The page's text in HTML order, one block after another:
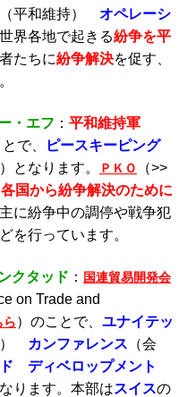
（平和維持） オペレーシ
界各地で起きる紛争を平
たちに紛争解決を促す、
・エフ ： 平和維持軍
で、
ピースキーピング
）となります。 ＰＫＯ （>>
各国から紛争解決のために
に紛争中の調停や戦争犯
を行っています。
クタッド ： 国連貿易開発会
on Trade and
ら）のことで、 ユナイテッ
） カンファレンス （会
ディベロップメント
ります。本部はスイスの